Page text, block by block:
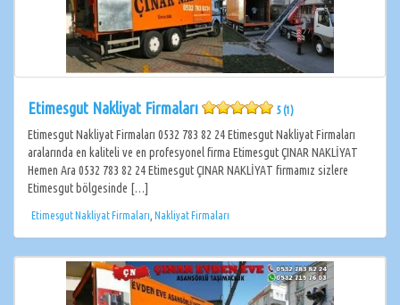
Etimesgut Nakliyat Firmaları 5 (1)
Etimesgut Nakliyat Firmaları 0532 783 82 24 Etimesgut Nakliyat Firmaları
aralarında en kaliteli ve en profesyonel firma Etimesgut ÇINAR NAKLİYAT
Hemen Ara 0532 783 82 24 Etimesgut ÇINAR NAKLİYAT firmamız sizlere
Etimesgut bölgesinde […]
Etimesgut Nakliyat Firmaları Nakliyat Firmaları